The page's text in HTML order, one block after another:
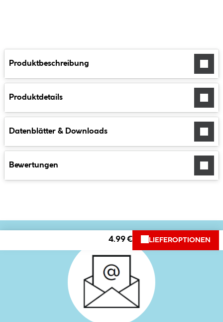
Produktbeschreibung
Produktdetails
Datenblätter & Downloads
Bewertungen
4.99 € LIEFEROPTIONEN